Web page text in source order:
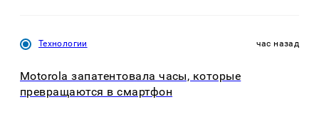
Технологии час назад
Motorola запатентовала часы, которые
превращаются в смартфон